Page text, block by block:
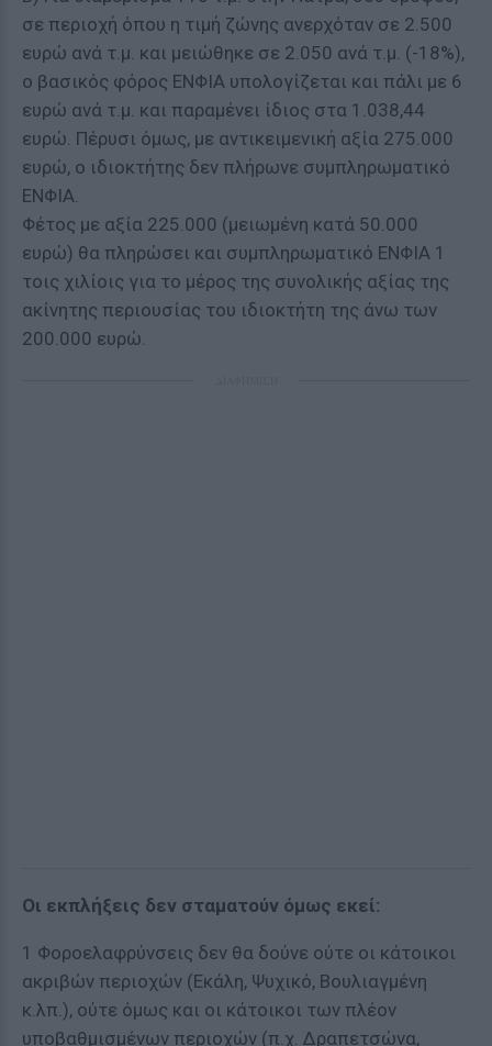
σε περιοχή όπου η τιμή ζώνης ανερχόταν σε 2.500
ευρώ ανά τ.μ. και μειώθηκε σε 2.050 ανά τ.μ. (-18%),
ο βασικός φόρος ΕΝΦΙΑ υπολογίζεται και πάλι με 6
ευρώ ανά τ.μ. και παραμένει ίδιος στα 1.038,44
ευρώ. Πέρυσι όμως, με αντικειμενική αξία 275.000
ευρώ, ο ιδιοκτήτης δεν πλήρωνε συμπληρωματικό
ΕΝΦΙΑ.
Φέτος με αξία 225.000 (μειωμένη κατά 50.000
ευρώ) θα πληρώσει και συμπληρωματικό ΕΝΦΙΑ 1
τοις χιλίοις για το μέρος της συνολικής αξίας της
ακίνητης περιουσίας του ιδιοκτήτη της άνω των
200.000 ευρώ.
Οι εκπλήξεις δεν σταματούν όμως εκεί:
1 Φοροελαφρύνσεις δεν θα δούνε ούτε οι κάτοικοι
ακριβών περιοχών (Εκάλη, Ψυχικό, Βουλιαγμένη
κ.λπ.), ούτε όμως και οι κάτοικοι των πλέον
υποβαθμισμένων περιοχών (π.χ. Δραπετσώνα,